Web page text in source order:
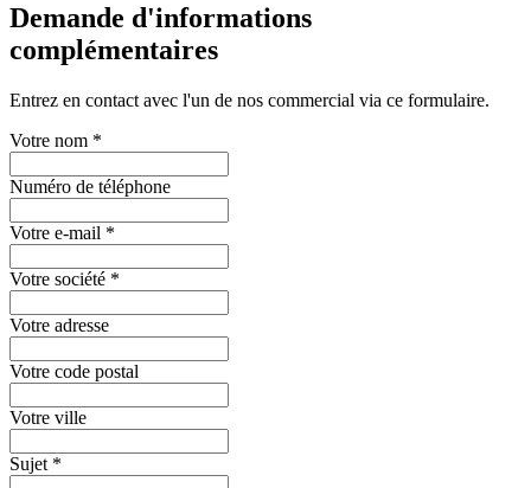
Demande d'informations
complémentaires
Entrez en contact avec l'un de nos commercial via ce formulaire.
Votre nom *
Numéro de téléphone
Votre e-mail *
Votre société *
Votre adresse
Votre code postal
Votre ville
Sujet *